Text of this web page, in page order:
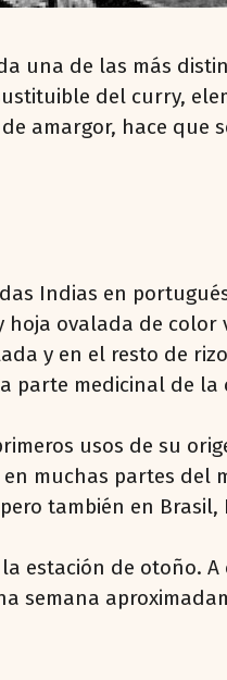
una de las más
del curry,
amargor, hace que
Indias en
ovalada de
y en el resto de
parte medicinal de la
usos de su
muchas partes del
también en Brasil,
estación de otoño.
semana